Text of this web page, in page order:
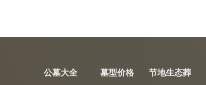
公墓大全 墓型价格 节地生态葬